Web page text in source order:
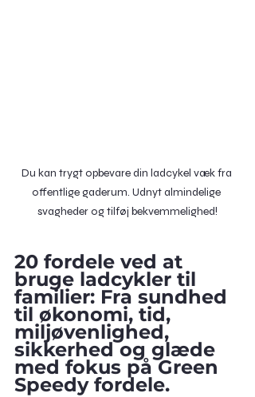
Du kan trygt opbevare din ladcykel væk fra
offentlige gaderum. Udnyt almindelige
svagheder og tilføj bekvemmelighed!
20 fordele ved at
bruge ladcykler til
familier: Fra sundhed
til økonomi, tid,
miljøvenlighed,
sikkerhed og glæde
med fokus på Green
Speedy fordele.